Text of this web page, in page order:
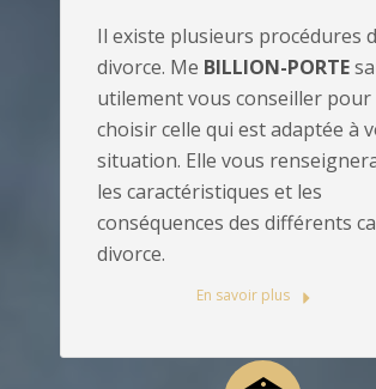
Il existe plusieurs procédures
divorce. Me BILLION-PORTE
utilement vous conseiller pour
choisir celle qui est adaptée à
situation. Elle vous
les caractéristiques et les
conséquences des différents
divorce.
En savoir plus